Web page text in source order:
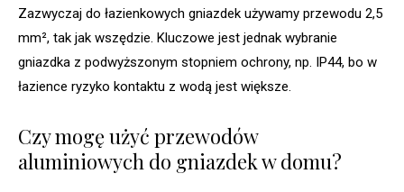
Zazwyczaj do łazienkowych gniazdek używamy przewodu 2,5
mm², tak jak wszędzie. Kluczowe jest jednak wybranie
gniazdka z podwyższonym stopniem ochrony, np. IP44, bo w
łazience ryzyko kontaktu z wodą jest większe.
Czy mogę użyć przewodów
aluminiowych do gniazdek w domu?